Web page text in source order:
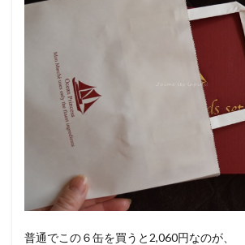
普通でこの６缶を買うと2,060円なのが、